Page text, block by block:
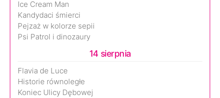
Ice Cream Man
Kandydaci śmierci
Pejzaż w kolorze sepii
Psi Patrol i dinozaury
14 sierpnia
Flavia de Luce
Historie równoległe
Koniec Ulicy Dębowej